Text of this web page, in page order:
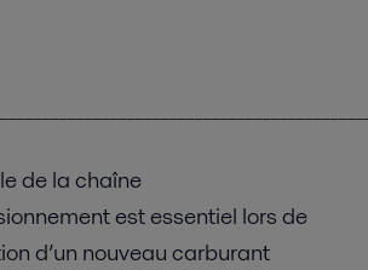
de la chaîne
est essentiel lors de
d’un nouveau carburant